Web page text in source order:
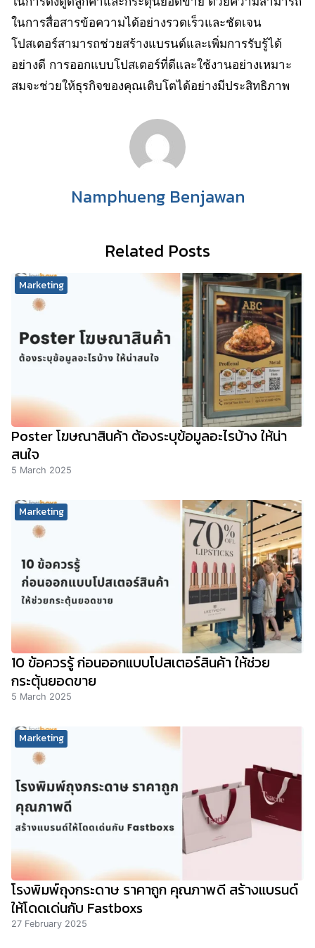
ในการสื่อสารข้อความได้อย่างรวดเร็วและชัดเจน
โปสเตอร์สามารถช่วยสร้างแบรนด์และเพิ่มการรับรู้ได้
อย่างดี การออกแบบโปสเตอร์ที่ดีและใช้งานอย่างเหมาะ
สมจะช่วยให้ธุรกิจของคุณเติบโตได้อย่างมีประสิทธิภาพ
Namphueng Benjawan
Related Posts
Marketing
Poster โฆษณาสินค้า ต้องระบุข้อมูลอะไรบ้าง ให้น่า
สนใจ
5 March 2025
Marketing
10 ข้อควรรู้ ก่อนออกแบบโปสเตอร์สินค้า ให้ช่วย
กระตุ้นยอดขาย
5 March 2025
Marketing
โรงพิมพ์ถุงกระดาษ ราคาถูก คุณภาพดี สร้างแบรนด์
ให้โดดเด่นกับ Fastboxs
27 February 2025